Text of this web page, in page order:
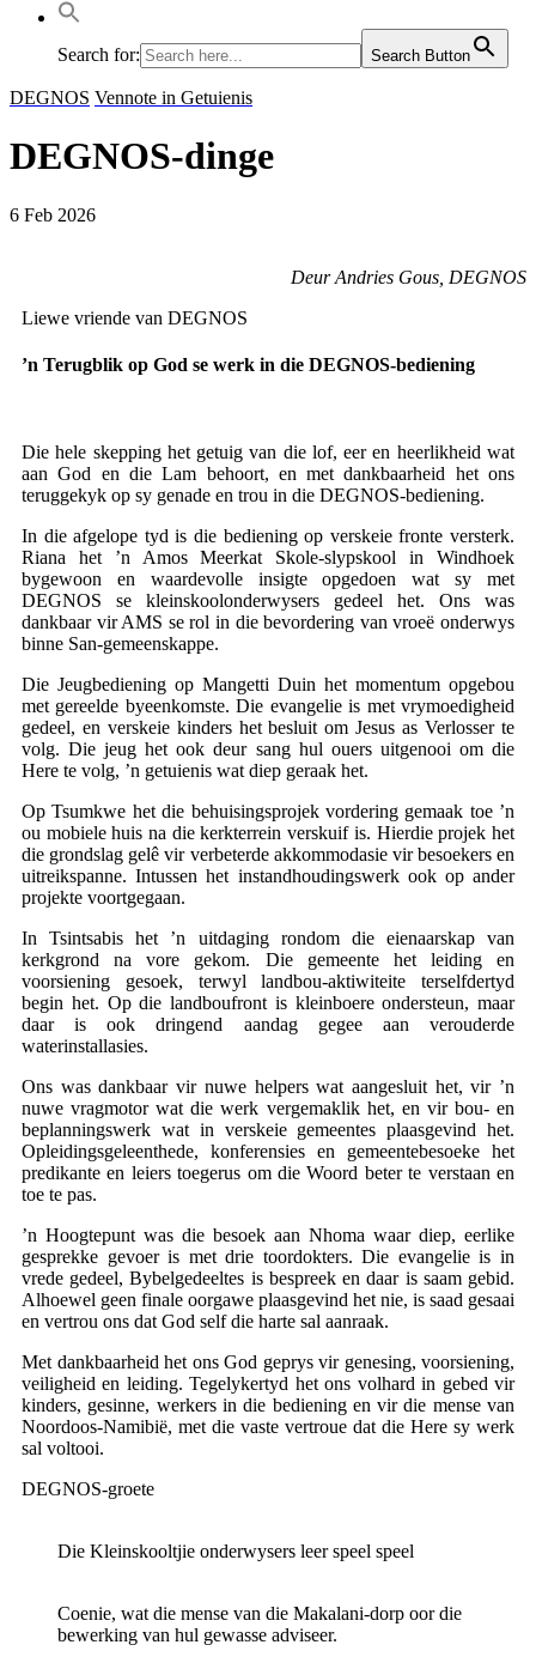
Search for: Search Button
DEGNOS Vennote in Getuienis
DEGNOS-dinge
6 Feb 2026
Deur Andries Gous, DEGNOS
Liewe vriende van DEGNOS
’n Terugblik op God se werk in die DEGNOS-bediening
Die hele skepping het getuig van die lof, eer en heerlikheid wat
aan God en die Lam behoort, en met dankbaarheid het ons
teruggekyk op sy genade en trou in die DEGNOS-bediening.
In die afgelope tyd is die bediening op verskeie fronte versterk.
Riana het ’n Amos Meerkat Skole-slypskool in Windhoek
bygewoon en waardevolle insigte opgedoen wat sy met
DEGNOS se kleinskoolonderwysers gedeel het. Ons was
dankbaar vir AMS se rol in die bevordering van vroeë onderwys
binne San-gemeenskappe.
Die Jeugbediening op Mangetti Duin het momentum opgebou
met gereelde byeenkomste. Die evangelie is met vrymoedigheid
gedeel, en verskeie kinders het besluit om Jesus as Verlosser te
volg. Die jeug het ook deur sang hul ouers uitgenooi om die
Here te volg, ’n getuienis wat diep geraak het.
Op Tsumkwe het die behuisingsprojek vordering gemaak toe ’n
ou mobiele huis na die kerkterrein verskuif is. Hierdie projek het
die grondslag gelê vir verbeterde akkommodasie vir besoekers en
uitreikspanne. Intussen het instandhoudingswerk ook op ander
projekte voortgegaan.
In Tsintsabis het ’n uitdaging rondom die eienaarskap van
kerkgrond na vore gekom. Die gemeente het leiding en
voorsiening gesoek, terwyl landbou-aktiwiteite terselfdertyd
begin het. Op die landboufront is kleinboere ondersteun, maar
daar is ook dringend aandag gegee aan verouderde
waterinstallasies.
Ons was dankbaar vir nuwe helpers wat aangesluit het, vir ’n
nuwe vragmotor wat die werk vergemaklik het, en vir bou- en
beplanningswerk wat in verskeie gemeentes plaasgevind het.
Opleidingsgeleenthede, konferensies en gemeentebesoeke het
predikante en leiers toegerus om die Woord beter te verstaan en
toe te pas.
’n Hoogtepunt was die besoek aan Nhoma waar diep, eerlike
gesprekke gevoer is met drie toordokters. Die evangelie is in
vrede gedeel, Bybelgedeeltes is bespreek en daar is saam gebid.
Alhoewel geen finale oorgawe plaasgevind het nie, is saad gesaai
en vertrou ons dat God self die harte sal aanraak.
Met dankbaarheid het ons God geprys vir genesing, voorsiening,
veiligheid en leiding. Tegelykertyd het ons volhard in gebed vir
kinders, gesinne, werkers in die bediening en vir die mense van
Noordoos-Namibië, met die vaste vertroue dat die Here sy werk
sal voltooi.
DEGNOS-groete
Die Kleinskooltjie onderwysers leer speel speel
Coenie, wat die mense van die Makalani-dorp oor die
bewerking van hul gewasse adviseer.